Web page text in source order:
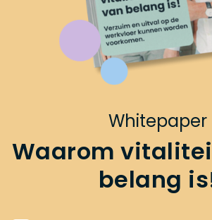
Whitepaper
Waarom
belang